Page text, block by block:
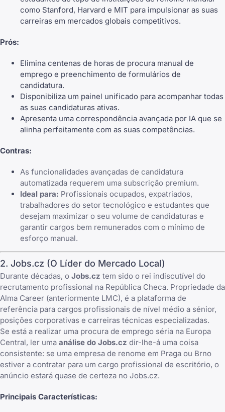
como Stanford, Harvard e MIT para impulsionar as suas
carreiras em mercados globais competitivos.
Prós:
Elimina centenas de horas de procura manual de
emprego e preenchimento de formulários de
candidatura.
Disponibiliza um painel unificado para acompanhar todas
as suas candidaturas ativas.
Apresenta uma correspondência avançada por IA que se
alinha perfeitamente com as suas competências.
Contras:
As funcionalidades avançadas de candidatura
automatizada requerem uma subscrição premium.
Ideal para: Profissionais ocupados, expatriados,
trabalhadores do setor tecnológico e estudantes que
desejam maximizar o seu volume de candidaturas e
garantir cargos bem remunerados com o mínimo de
esforço manual.
2. Jobs.cz (O Líder do Mercado Local)
Durante décadas, o Jobs.cz tem sido o rei indiscutível do
recrutamento profissional na República Checa. Propriedade da
Alma Career (anteriormente LMC), é a plataforma de
referência para cargos profissionais de nível médio a sénior,
posições corporativas e carreiras técnicas especializadas.
Se está a realizar uma procura de emprego séria na Europa
Central, ler uma análise do Jobs.cz dir-lhe-á uma coisa
consistente: se uma empresa de renome em Praga ou Brno
estiver a contratar para um cargo profissional de escritório, o
anúncio estará quase de certeza no Jobs.cz.
Principais Características: